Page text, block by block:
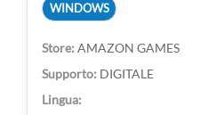
WINDOWS
AMAZON GAMES
DIGITALE